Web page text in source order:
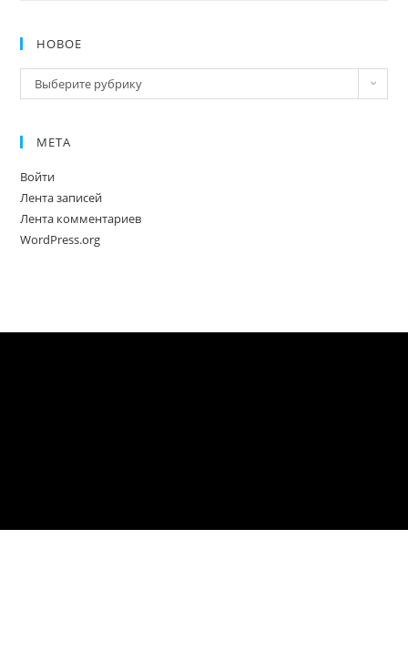
НОВОЕ
Новое
Выберите рубрику
МЕТА
Войти
Лента записей
Лента комментариев
WordPress.org